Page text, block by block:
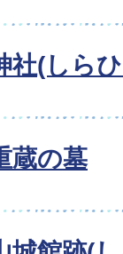
社(しら
蔵の墓